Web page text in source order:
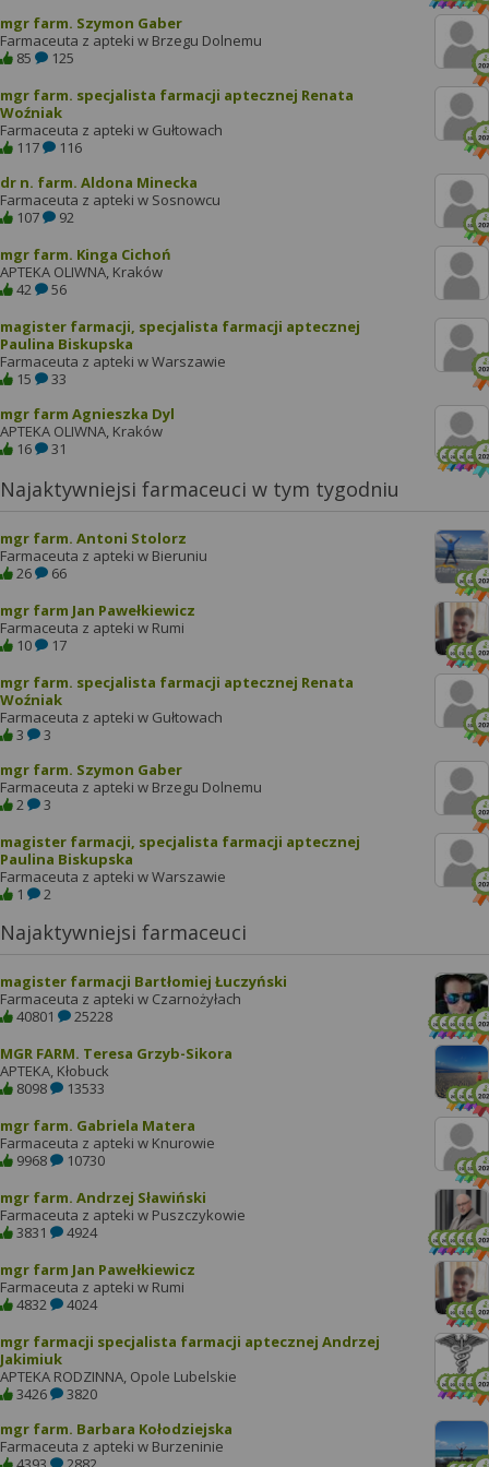
mgr farm. Szymon Gaber
Farmaceuta z apteki w Brzegu Dolnemu
85
125
mgr farm. specjalista farmacji aptecznej Renata
Woźniak
Farmaceuta z apteki w Gułtowach
117
116
dr n. farm. Aldona Minecka
Farmaceuta z apteki w Sosnowcu
107
92
mgr farm. Kinga Cichoń
APTEKA OLIWNA, Kraków
42
56
magister farmacji, specjalista farmacji aptecznej
Paulina Biskupska
Farmaceuta z apteki w Warszawie
15
33
mgr farm Agnieszka Dyl
APTEKA OLIWNA, Kraków
16
31
Najaktywniejsi farmaceuci w tym tygodniu
mgr farm. Antoni Stolorz
Farmaceuta z apteki w Bieruniu
26
66
mgr farm Jan Pawełkiewicz
Farmaceuta z apteki w Rumi
10
17
mgr farm. specjalista farmacji aptecznej Renata
Woźniak
Farmaceuta z apteki w Gułtowach
3
3
mgr farm. Szymon Gaber
Farmaceuta z apteki w Brzegu Dolnemu
2
3
magister farmacji, specjalista farmacji aptecznej
Paulina Biskupska
Farmaceuta z apteki w Warszawie
1
2
Najaktywniejsi farmaceuci
magister farmacji Bartłomiej Łuczyński
Farmaceuta z apteki w Czarnożyłach
40801
25228
MGR FARM. Teresa Grzyb-Sikora
APTEKA, Kłobuck
8098
13533
mgr farm. Gabriela Matera
Farmaceuta z apteki w Knurowie
9968
10730
mgr farm. Andrzej Sławiński
Farmaceuta z apteki w Puszczykowie
3831
4924
mgr farm Jan Pawełkiewicz
Farmaceuta z apteki w Rumi
4832
4024
mgr farmacji specjalista farmacji aptecznej Andrzej
Jakimiuk
APTEKA RODZINNA, Opole Lubelskie
3426
3820
mgr farm. Barbara Kołodziejska
Farmaceuta z apteki w Burzeninie